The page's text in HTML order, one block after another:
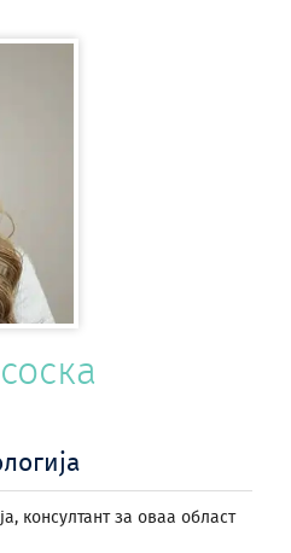
консултант за оваа област